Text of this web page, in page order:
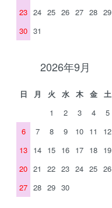
23 24 25 26 27 28 29
30 31
2026年9月
日 月 火 水 木 金
土
1
2 3 4
5
6
7 8 9 10 11
12
13 14 15 16 17 18 19
20 21 22 23 24 25 26
27 28 29 30